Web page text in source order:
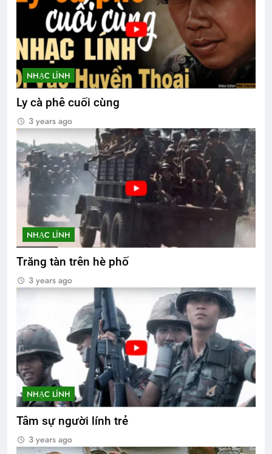
NHẠC LÍNH
Ly cà phê cuối cùng
3 years ago
NHẠC LÍNH
Trăng tàn trên hè phố
3 years ago
NHẠC LÍNH
Tâm sự người lính trẻ
3 years ago